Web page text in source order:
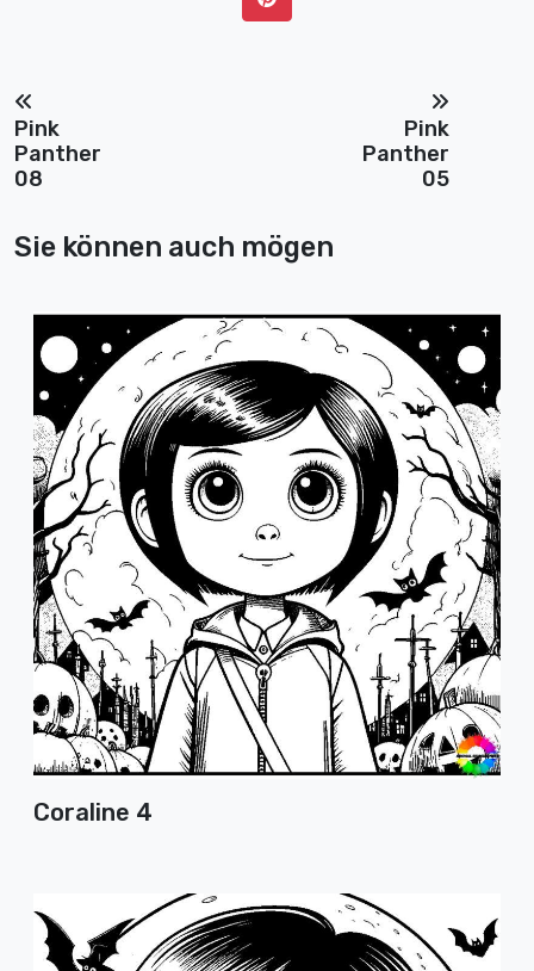
Pink
Panther
08
Pink
Panther
05
Sie können auch mögen
Coraline 4